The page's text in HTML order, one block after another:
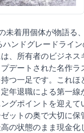
未着用個体が物語
ハンドグレードラ
、所有者のビジネ
デートされた名作
つ一足です。これ
年退職による第一
グポイントを迎え
ットの奥で大切に
の状態のまま現金